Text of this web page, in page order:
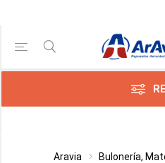
Aravia
Bulonería,
Gama de precios
Min:$0.00
Categoría